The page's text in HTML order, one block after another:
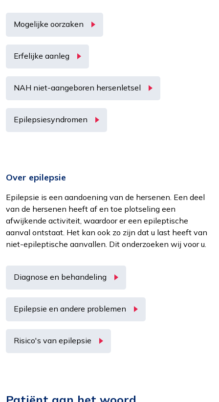
Mogelijke oorzaken
Erfelijke aanleg
NAH niet-aangeboren hersenletsel
Epilepsiesyndromen
Over epilepsie
Epilepsie is een aandoening van de hersenen. Een deel
van de hersenen heeft af en toe plotseling een
afwijkende activiteit, waardoor er een epileptische
aanval ontstaat. Het kan ook zo zijn dat u last heeft van
niet-epileptische aanvallen. Dit onderzoeken wij voor u.
Diagnose en behandeling
Epilepsie en andere problemen
Risico's van epilepsie